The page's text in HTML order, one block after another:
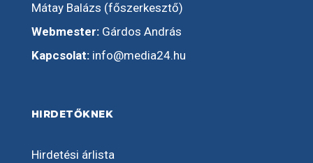
Mátay Balázs (főszerkesztő)
Webmester:Gárdos András
Kapcsolat: info@media24.hu
HIRDETŐKNEK
Hirdetési árlista